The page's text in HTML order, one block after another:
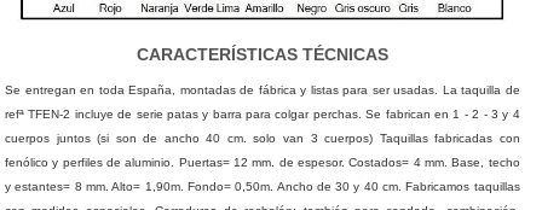
CARACTERÍSTICAS TÉCNICAS
Se entregan en toda España, montadas de fábrica y listas para ser usadas. La taquilla de
refª TFEN-2 incluye de serie patas y barra para colgar perchas. Se fabrican en 1 - 2 - 3 y 4
cuerpos juntos (si son de ancho 40 cm. solo van 3 cuerpos) Taquillas fabricadas con
fenólico y perfiles de aluminio. Puertas= 12 mm. de espesor. Costados= 4 mm. Base, techo
y estantes= 8 mm. Alto= 1,90m. Fondo= 0,50m. Ancho de 30 y 40 cm. Fabricamos taquillas